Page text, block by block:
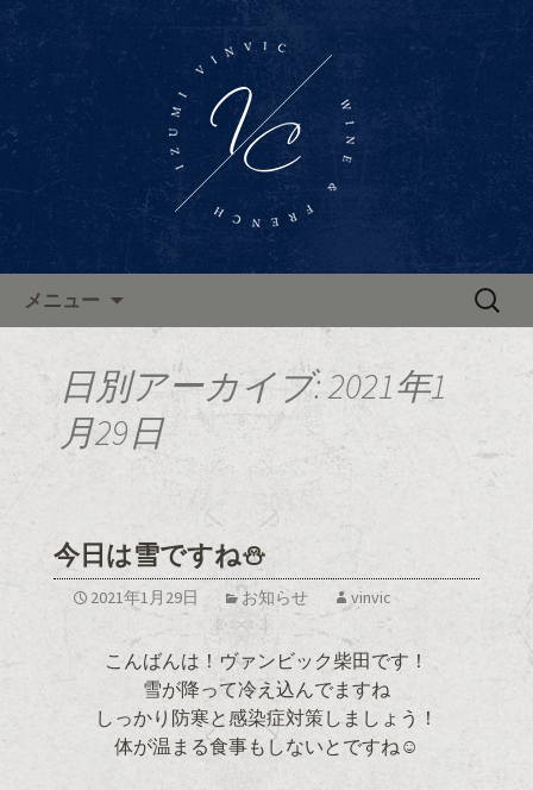
東区泉ワインバー「ヴァンビ
ック」のブログ
東区泉、高岳駅近くに佇むワインバー
「Wine Bar Vinvic～ヴァンビック～」。
ブルゴーニュ地方のワインと共に、本
格的なフランス料理がお楽しみいただ
けます。ブログで新着情報やお知らせ
を更新中。
メニュー
検
日別アーカイブ: 2021年1
月29日
今日は雪ですね⛄
2021年1月29日 お知らせ vinvic
こんばんは！ヴァンビック柴田です！
雪が降って冷え込んでますね
しっかり防寒と感染症対策しましょう！
体が温まる食事もしないとですね☺